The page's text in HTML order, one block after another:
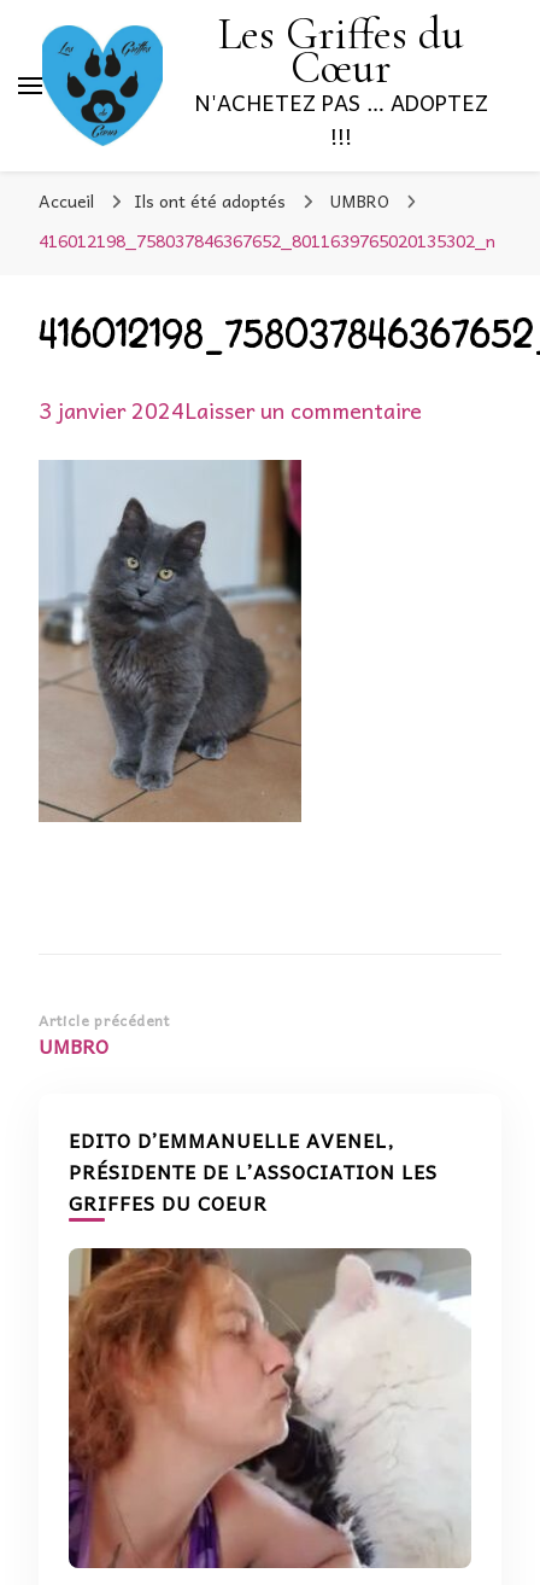
Les Griffes du
Cœur
N'ACHETEZ PAS … ADOPTEZ
!!!
Accueil Ils ont été adoptés
UMBRO
416012198_758037846367652_8011639765020135302_n
3 janvier 2024Laisser un commentaire
Navigation
d’article
Article précédent
UMBRO
EDITO D’EMMANUELLE AVENEL,
PRÉSIDENTE DE L’ASSOCIATION LES
GRIFFES DU COEUR